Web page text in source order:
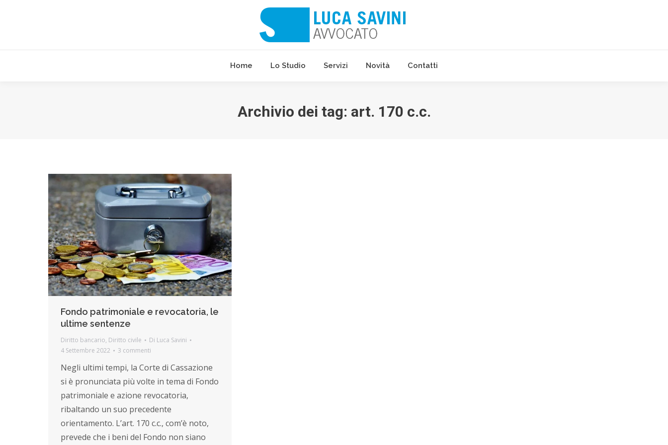
Home Lo Studio Servizi Novità Contatti
Archivio dei tag: art. 170 c.c.
Fondo patrimoniale e revocatoria, le
ultime sentenze
Diritto bancario, Diritto civile Di Luca Savini
4 Settembre 2022
3 commenti
Negli ultimi tempi, la Corte di Cassazione
si è pronunciata più volte in tema di Fondo
patrimoniale e azione revocatoria,
ribaltando un suo precedente
orientamento. L’art. 170 c.c., com’è noto,
prevede che i beni del Fondo non siano
Servizi Novità